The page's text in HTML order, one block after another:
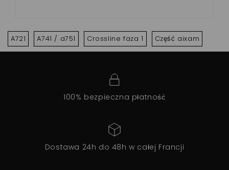
A721 A741 / a751 Crossline faza 1 Część aixam
100% bezpieczna płatność
Dostawa 24h do 48h w całej Francji